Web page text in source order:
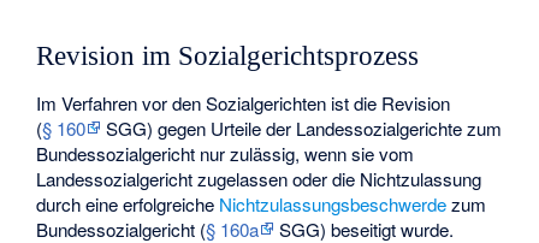
Revision im Sozialgerichtsprozess
Im Verfahren vor den Sozialgerichten ist die Revision
(§ 160
SGG) gegen Urteile der Landessozialgerichte zum
Bundessozialgericht nur zulässig, wenn sie vom
Landessozialgericht zugelassen oder die Nichtzulassung
durch eine erfolgreiche Nichtzulassungsbeschwerdezum
Bundessozialgericht (§ 160a
SGG) beseitigt wurde.